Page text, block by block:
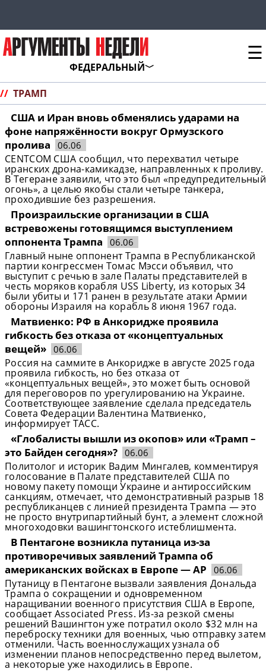
ФЕДЕРАЛЬНЫЙ
☰
// ТРАМП
США и Иран вновь обменялись ударами на
фоне напряжённости вокруг Ормузского
пролива
06.06
CENTCOM США сообщил, что перехватил четыре
иранских дрона-камикадзе, направленных к проливу.
В Тегеране заявили, что это был «предупредительный
огонь», а целью якобы стали четыре танкера,
проходившие без разрешения.
Произраильские организации в США
встревожены готовящимся выступлением
оппонента Трампа
06.06
Главный ныне оппонент Трампа в Республиканской
партии конгрессмен Томас Мэсси объявил, что
выступит с речью в зале Палаты представителей в
честь моряков корабля USS Liberty, из которых 34
были убиты и 171 ранен в результате атаки Армии
обороны Израиля на корабль 8 июня 1967 года.
Матвиенко: РФ в Анкоридже проявила
гибкость без отказа от «концептуальных
вещей» 06.06
Россия на саммите в Анкоридже в августе 2025 года
проявила гибкость, но без отказа от
«концептуальных вещей», это может быть основой
для переговоров по урегулированию на Украине.
Соответствующее заявление сделала председатель
Совета Федерации Валентина Матвиенко,
информирует ТАСС.
«Глобалисты вышли из окопов» или «Трамп –
это Байден сегодня»? 06.06
Политолог и историк Вадим Мингалев, комментируя
голосование в Палате представителей США по
новому пакету помощи Украине и антироссийским
санкциям, отмечает, что демонстративный разрыв 18
республиканцев с линией президента Трампа — это
не просто внутрипартийный бунт, а элемент сложной
многоходовки вашингтонского истеблишмента.
В Пентагоне возникла путаница из-за
противоречивых заявлений Трампа об
американских войсках в Европе — AP
06.06
Путаницу в Пентагоне вызвали заявления Дональда
Трампа о сокращении и одновременном
наращивании военного присутствия США в Европе,
сообщает Associated Press. Из-за резкой смены
решений Вашингтон уже потратил около $32 млн на
переброску техники для военных, чью отправку затем
отменили. Часть военнослужащих узнала об
изменении планов непосредственно перед вылетом,
а некоторые уже находились в Европе.